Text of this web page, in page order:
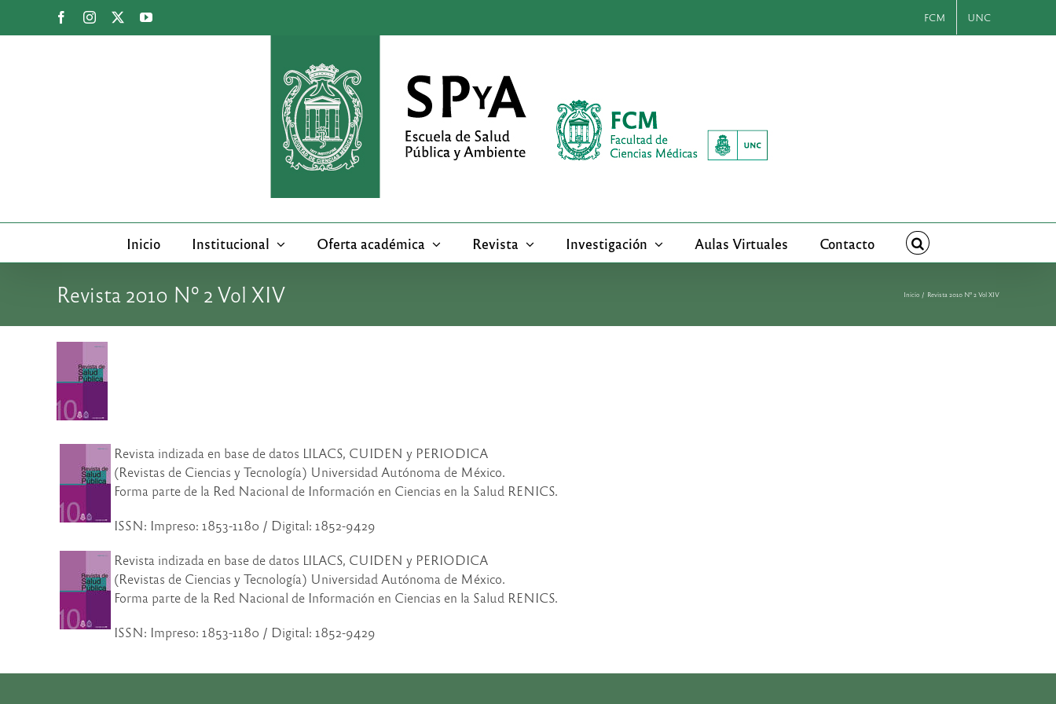
FacebookInstagram YouTube FCM UNC
Inicio Institucional Oferta académica Revista Investigación Aulas Virtuales Contacto
Revista 2010 Nº 2 Vol XIV Inicio Revista 2010 Nº 2 Vol XIV
Revista indizada en base de datos LILACS, CUIDEN y PERIODICA
(Revistas de Ciencias y Tecnología) Universidad Autónoma de México.
Forma parte de la Red Nacional de Información en Ciencias en la Salud RENICS.
ISSN: Impreso: 1853-1180 / Digital: 1852-9429
Revista indizada en base de datos LILACS, CUIDEN y PERIODICA
(Revistas de Ciencias y Tecnología) Universidad Autónoma de México.
Forma parte de la Red Nacional de Información en Ciencias en la Salud RENICS.
ISSN: Impreso: 1853-1180 / Digital: 1852-9429